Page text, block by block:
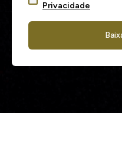
Privacidade